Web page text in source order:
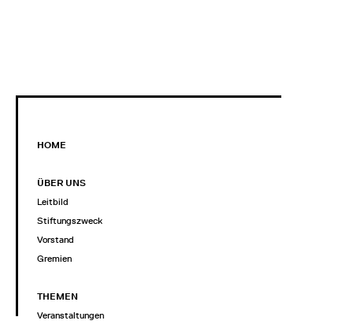
HOME
ÜBER UNS
Leitbild
Stiftungszweck
Vorstand
Gremien
THEMEN
Veranstaltungen